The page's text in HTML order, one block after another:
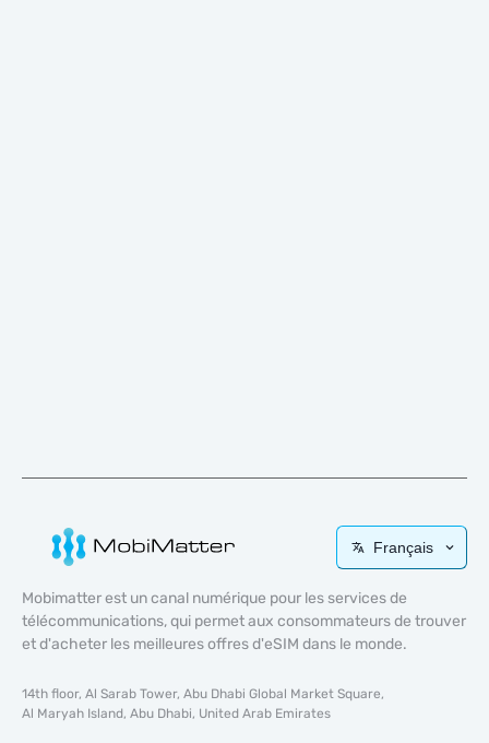
Français
Mobimatter est un canal numérique pour les services de
télécommunications, qui permet aux consommateurs de trouver
et d'acheter les meilleures offres d'eSIM dans le monde.
14th floor, Al Sarab Tower, Abu Dhabi Global Market Square,
Al Maryah Island, Abu Dhabi, United Arab Emirates